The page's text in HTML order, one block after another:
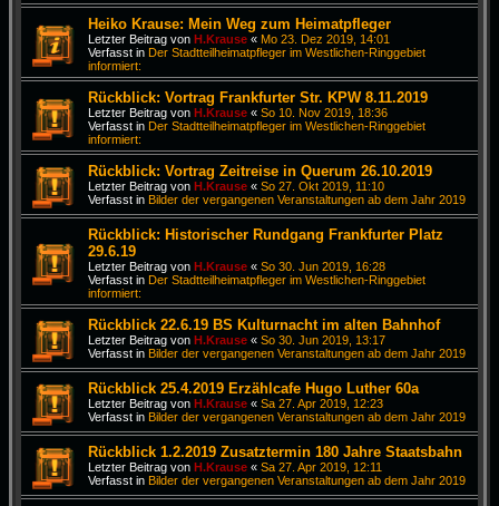
Heiko Krause: Mein Weg zum Heimatpfleger
Letzter Beitrag von H.Krause « Mo 23. Dez 2019, 14:01
Verfasst in Der Stadtteilheimatpfleger im Westlichen-Ringgebiet
informiert:
Rückblick: Vortrag Frankfurter Str. KPW 8.11.2019
Letzter Beitrag von H.Krause « So 10. Nov 2019, 18:36
Verfasst in Der Stadtteilheimatpfleger im Westlichen-Ringgebiet
informiert:
Rückblick: Vortrag Zeitreise in Querum 26.10.2019
Letzter Beitrag von H.Krause « So 27. Okt 2019, 11:10
Verfasst in Bilder der vergangenen Veranstaltungen ab dem Jahr 2019
Rückblick: Historischer Rundgang Frankfurter Platz
29.6.19
Letzter Beitrag von H.Krause « So 30. Jun 2019, 16:28
Verfasst in Der Stadtteilheimatpfleger im Westlichen-Ringgebiet
informiert:
Rückblick 22.6.19 BS Kulturnacht im alten Bahnhof
Letzter Beitrag von H.Krause « So 30. Jun 2019, 13:17
Verfasst in Bilder der vergangenen Veranstaltungen ab dem Jahr 2019
Rückblick 25.4.2019 Erzählcafe Hugo Luther 60a
Letzter Beitrag von H.Krause « Sa 27. Apr 2019, 12:23
Verfasst in Bilder der vergangenen Veranstaltungen ab dem Jahr 2019
Rückblick 1.2.2019 Zusatztermin 180 Jahre Staatsbahn
Letzter Beitrag von H.Krause « Sa 27. Apr 2019, 12:11
Verfasst in Bilder der vergangenen Veranstaltungen ab dem Jahr 2019